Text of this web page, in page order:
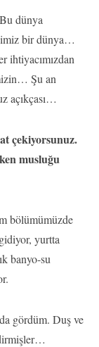
dünya
bir dünya…
ihtiyacımızdan
Şu an
açıkçası…
çekiyorsunuz.
musluğu
bölümümüzde
yurtta
banyo-su
gördüm. Duş ve